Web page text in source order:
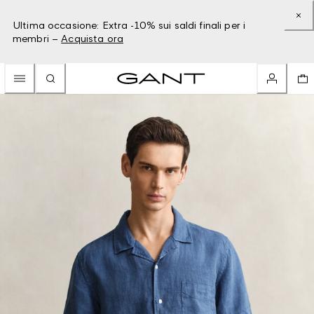
Ultima occasione: Extra -10% sui saldi finali per i
membri – Acquista ora